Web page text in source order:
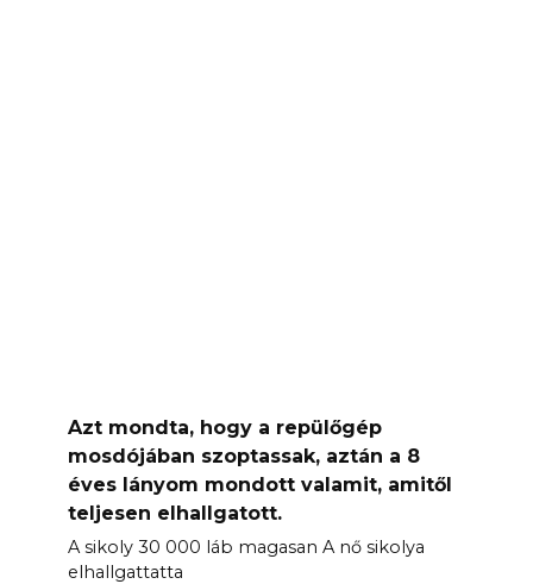
Azt mondta, hogy a repülőgép
mosdójában szoptassak, aztán a 8
éves lányom mondott valamit, amitől
teljesen elhallgatott.
A sikoly 30 000 láb magasan A nő sikolya
elhallgattatta